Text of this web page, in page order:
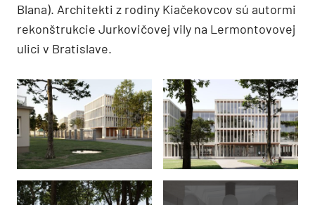
Blana). Architekti z rodiny Kiačekovcov sú autormi
rekonštrukcie Jurkovičovej vily na Lermontovovej
ulici v Bratislave.